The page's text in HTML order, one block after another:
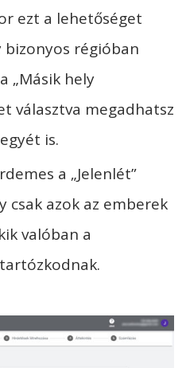
ezt a lehetőséget
bizonyos régióban
„Másik hely
választva megadhatsz
is.
a „Jelenlét”
csak azok az emberek
valóban a